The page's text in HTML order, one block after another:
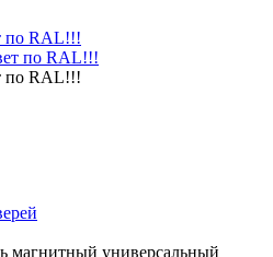
по RAL!!!
по RAL!!!
магнитный универсальный